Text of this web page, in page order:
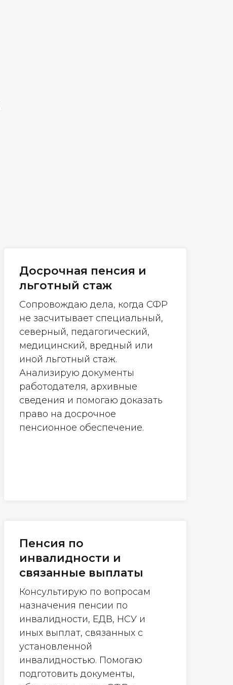
Досрочная пенсия и
льготный стаж
Сопровождаю дела, когда СФР
не засчитывает специальный,
северный, педагогический,
медицинский, вредный или
иной льготный стаж.
Анализирую документы
работодателя, архивные
сведения и помогаю доказать
право на досрочное
пенсионное обеспечение.
Пенсия по
инвалидности и
связанные выплаты
Консультирую по вопросам
назначения пенсии по
инвалидности, ЕДВ, НСУ и
иных выплат, связанных с
установленной
инвалидностью. Помогаю
подготовить документы,